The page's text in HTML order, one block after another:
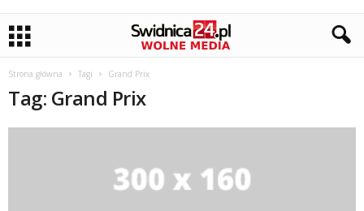
Strona główna Tagi Grand Prix
Tag: Grand Prix